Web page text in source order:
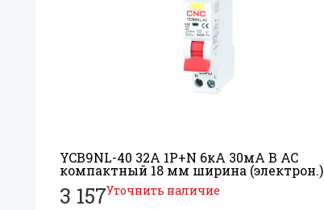
YCB9NL-40 32А 1P+N 6кА 30мА B AC
компактный 18 мм ширина (электрон.)
3 157Уточнить наличие